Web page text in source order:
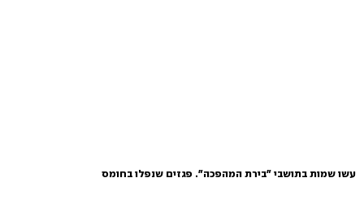
עשו שמות בתושבי "בירת המהפכה". פגזים שנפלו בחומס